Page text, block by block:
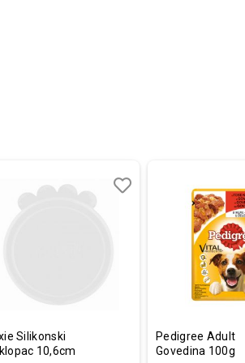
Silikonski
10,6cm
Pedigree Adult
Govedina 100g